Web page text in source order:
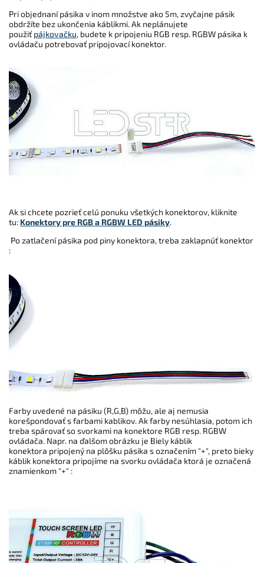
Pri objednaní pásika v inom množstve ako 5m, zvyčajne pásik
obdržíte bez ukončenia káblikmi. Ak neplánujete
použiť pájkovačku, budete k pripojeniu RGB resp. RGBW pásika k
ovládaču potrebovať pripojovací konektor.
Ak si chcete pozrieť celú ponuku všetkých konektorov, kliknite
tu: Konektory pre RGB a RGBW LED pásiky.
Po zatlačení pásika pod piny konektora, treba zaklapnúť konektor
:
Farby uvedené na pásiku (R,G,B) môžu, ale aj nemusia
korešpondovať s farbami kablikov. Ak farby nesúhlasia, potom ich
treba spárovať so svorkami na konektore RGB resp. RGBW
ovládača. Napr. na ďalšom obrázku je Biely káblik
konektora pripojený na plôšku pásika s označením "+", preto bieky
káblik konektora pripojíme na svorku ovládača ktorá je označená
znamienkom "+" :